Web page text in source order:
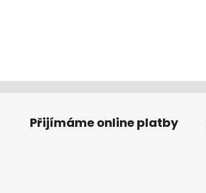
Přijímáme online platby